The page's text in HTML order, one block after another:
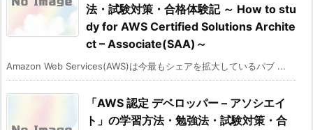
法・試験対策・合格体験記 ～ How to stu
dy for AWS Certified Solutions Archite
ct – Associate(SAA)～
Amazon Web Services(AWS)は今最もシェアを拡大しているパブ ...
「AWS 認定 デベロッパー – アソシエイ
ト」の学習方法・勉強法・試験対策・合